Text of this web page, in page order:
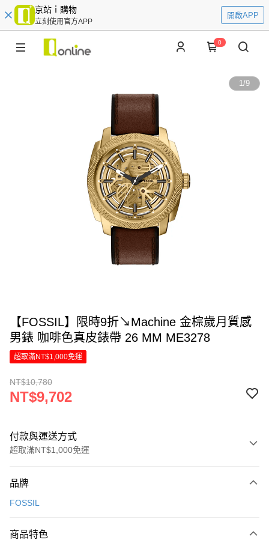
京站ｉ購物
立刻使用官方APP
開啟APP
0
1/9
【FOSSIL】限時9折↘Machine 金棕歲月質感
男錶 咖啡色真皮錶帶 26 MM ME3278
超取滿NT$1,000免運
NT$10,780
NT$9,702
付款與運送方式
超取滿NT$1,000免運
信用卡一次付款
6 期 0 利率 每期
品牌
FOSSIL
商品特色